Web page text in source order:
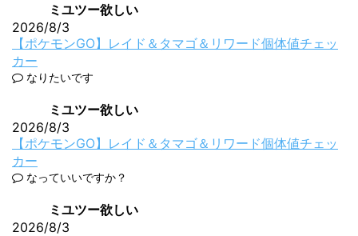
ミユツー欲しい
2026/8/3
【ポケモンGO】レイド＆タマゴ＆リワード個体値チェッ
カー
なりたいです
ミユツー欲しい
2026/8/3
【ポケモンGO】レイド＆タマゴ＆リワード個体値チェッ
カー
なっていいですか？
ミユツー欲しい
2026/8/3